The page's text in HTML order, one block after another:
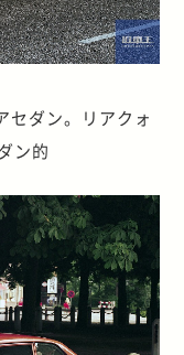
ダン。リアクォ
ン的